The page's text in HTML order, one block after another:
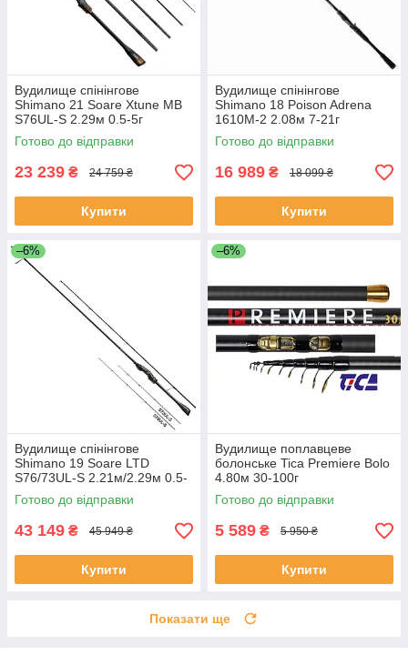
Вудилище спінінгове
Shimano 21 Soare Xtune MB
S76UL-S 2.29м 0.5-5г
Готово до відправки
23 239 ₴ 24 759 ₴
Купити
Вудилище спінінгове
Shimano 18 Poison Adrena
1610M-2 2.08м 7-21г
Готово до відправки
16 989 ₴ 18 099 ₴
Купити
–6%
Вудилище спінінгове
Shimano 19 Soare LTD
S76/73UL-S 2.21м/2.29м 0.5-
12
Готово до відправки
43 149 ₴ 45 949 ₴
Купити
–6%
Вудилище поплавцеве
болонське Tica Premiere Bolo
4.80м 30-100г
Готово до відправки
5 589 ₴ 5 950 ₴
Купити
Показати ще